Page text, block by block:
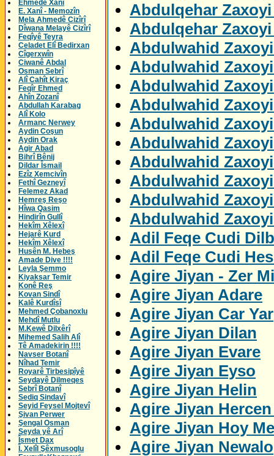
Ehmedê Xanî
E. Xanî - Memozîn
Mela Ahmedê Cizîrî
Dîwana Melayê Cizîrî
Feqîyê Teyra
Celadet Elî Bedirxan
Cîgerxwîn
Ciwanê Abdal
Osman Sebrî
Alî Cahît Kiraç
Feqîr Ehmed
Ahîn Zozanî
Abdullah Karabag
Alî Kolo
Armanc Nerwey
Aydin Coşun
Aydin Orak
Agir Abad
Bihrî Bênij
Dildar Îsmail
Ezîz Xemcivîn
Fethî Gezneyî
Felemez Akad
Hemreş Reşo
Hîwa Qasim
Hindirîn Gullî
Hekîm Xêlexî
Hejarê Kurd
Hekîm Xêlexî
Husên M. Hebeş
Amade Dive !!!!
Leyla Şemmo
Kiyaksar Temir
Konê Reş
Kovan Sindî
Kalê Kurdîsî
Mehmed Çobanoxlu
Mehdî Mutlu
M.Kewê Dilxêrî
Mihemed Salih Alî
Tê Amadekirin !!!!
Navser Botanî
Nîhad Temir
Royarê Tirbesipîyê
Seydayê Dilmeqes
Sebrî Botanî
Sediq Sindavî
Seyid Feysel Mojtevî
Şivan Perwer
Şengal Osman
Seyda yê Arî
Îsmet Dax
Î. Xelîl Şêxmusoglu
Abdulqehar
Abdulqehar
Abdulwahid
Abdulwahid
Abdulwahid
Abdulwahid
Abdulwahid
Abdulwahid
Abdulwahid
Abdulwahid
Abdulwahid
Abdulwahid
Adil Feqe Cudi
Adil Feqe Cudi
Agire Jiyan - Zer
Agire Jiyan Adare
Agire Jiyan Car Yar
Agire Jiyan Dilan
Agire Jiyan Evare
Agire Jiyan Eyso
Agire Jiyan Helin
Agire Jiyan
Agire Jiyan Hoy
Agire Jiyan Newalo